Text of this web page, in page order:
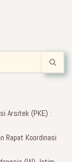
Arsitek (PKE) :
Rapat Koordinasi